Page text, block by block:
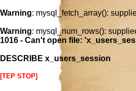
Warning: mysql_fetch_array():
Warning: mysql_num_rows():
1016 - Can't open file:
DESCRIBE x_users_session
[TEP STOP]